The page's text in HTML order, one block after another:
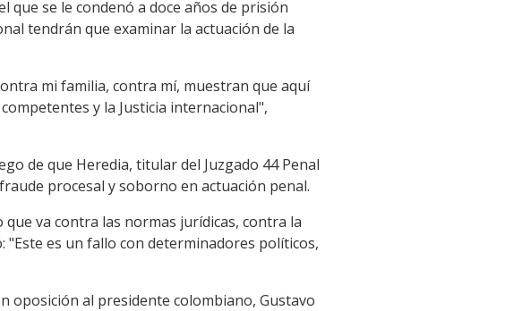
que se le condenó a doce años de prisión
tendrán que examinar la actuación de la
mi familia, contra mí, muestran que aquí
y la Justicia internacional",
de que Heredia, titular del Juzgado 44 Penal
procesal y soborno en actuación penal.
va contra las normas jurídicas, contra la
es un fallo con determinadores políticos,
oposición al presidente colombiano, Gustavo